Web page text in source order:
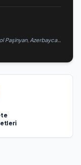
Paşinyan, Azerbaycan